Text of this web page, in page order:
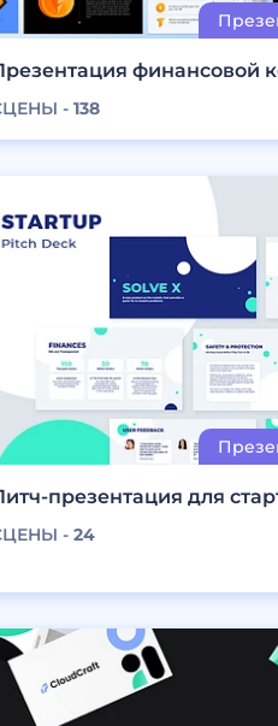
финансовой
-138
презентация для
-24